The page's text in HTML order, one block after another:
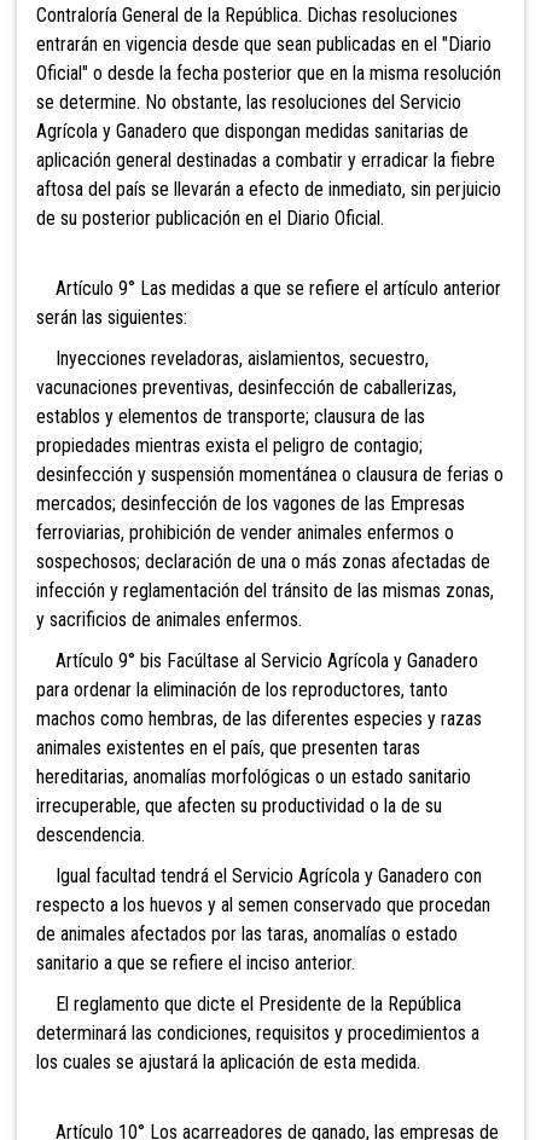
Contraloría General de la República. Dichas resoluciones
entrarán en vigencia desde que sean publicadas en el "Diario
Oficial" o desde la fecha posterior que en la misma resolución
se determine. No obstante, las resoluciones del Servicio
Agrícola y Ganadero que dispongan medidas sanitarias de
aplicación general destinadas a combatir y erradicar la fiebre
aftosa del país se llevarán a efecto de inmediato, sin perjuicio
de su posterior publicación en el Diario Oficial.
Artículo 9° Las medidas a que se refiere el artículo anterior
serán las siguientes:
Inyecciones reveladoras, aislamientos, secuestro,
vacunaciones preventivas, desinfección de caballerizas,
establos y elementos de transporte; clausura de las
propiedades mientras exista el peligro de contagio;
desinfección y suspensión momentánea o clausura de ferias o
mercados; desinfección de los vagones de las Empresas
ferroviarias, prohibición de vender animales enfermos o
sospechosos; declaración de una o más zonas afectadas de
infección y reglamentación del tránsito de las mismas zonas,
y sacrificios de animales enfermos.
Artículo 9° bis Facúltase al Servicio Agrícola y Ganadero
para ordenar la eliminación de los reproductores, tanto
machos como hembras, de las diferentes especies y razas
animales existentes en el país, que presenten taras
hereditarias, anomalías morfológicas o un estado sanitario
irrecuperable, que afecten su productividad o la de su
descendencia.
Igual facultad tendrá el Servicio Agrícola y Ganadero con
respecto a los huevos y al semen conservado que procedan
de animales afectados por las taras, anomalías o estado
sanitario a que se refiere el inciso anterior.
El reglamento que dicte el Presidente de la República
determinará las condiciones, requisitos y procedimientos a
los cuales se ajustará la aplicación de esta medida.
Artículo 10° Los acarreadores de ganado, las empresas de